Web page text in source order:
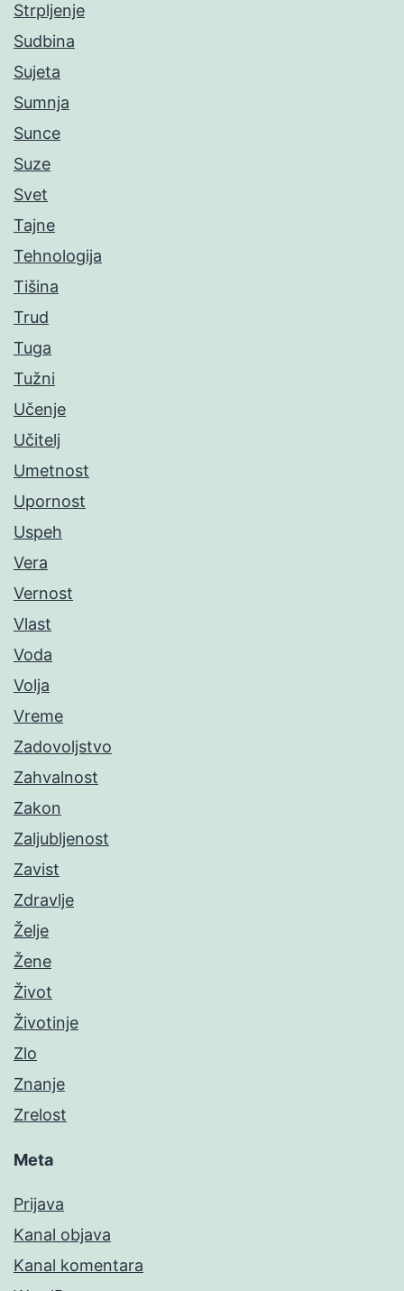
Strpljenje
Sudbina
Sujeta
Sumnja
Sunce
Suze
Svet
Tajne
Tehnologija
Tišina
Trud
Tuga
Tužni
Učenje
Učitelj
Umetnost
Upornost
Uspeh
Vera
Vernost
Vlast
Voda
Volja
Vreme
Zadovoljstvo
Zahvalnost
Zakon
Zaljubljenost
Zavist
Zdravlje
Želje
Žene
Život
Životinje
Zlo
Znanje
Zrelost
Meta
Prijava
Kanal objava
Kanal komentara